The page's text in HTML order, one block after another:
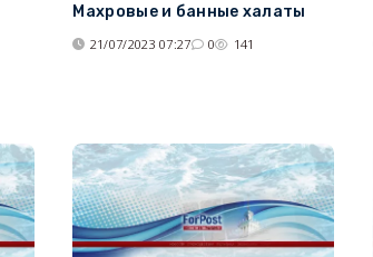
Махровые и банные халаты
21/07/2023 07:27 0 141